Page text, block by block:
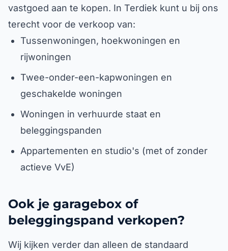
vastgoed aan te kopen. In Terdiek kunt u bij ons
terecht voor de verkoop van:
Tussenwoningen, hoekwoningen en
rijwoningen
Twee-onder-een-kapwoningen en
geschakelde woningen
Woningen in verhuurde staat en
beleggingspanden
Appartementen en studio's (met of zonder
actieve VvE)
Ook je garagebox of
beleggingspand verkopen?
Wij kijken verder dan alleen de standaard